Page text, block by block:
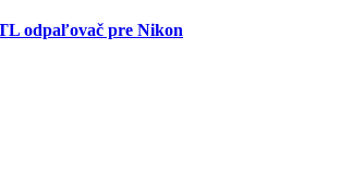
odpaľovač pre Nikon